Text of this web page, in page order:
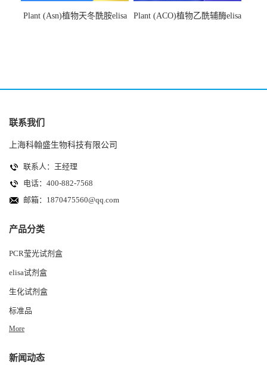
Plant (Asn)植物天冬酰胺elisa
Plant (ACO)植物乙酰辅酶elisa
联系我们
上海科翰盛生物科技有限公司
联系人：王经理
电话：400-882-7568
邮箱： 1870475560@qq.com
产品分类
PCR莹光试剂盒
elisa试剂盒
生化试剂盒
标准品
More
新闻动态